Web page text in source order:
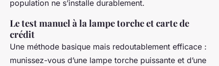
population ne s’installe durablement.
Le test manuel à la lampe torche et carte de
crédit
Une méthode basique mais redoutablement efficace :
munissez-vous d’une lampe torche puissante et d’une